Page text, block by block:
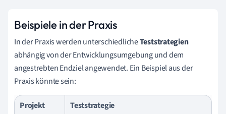
Beispiele in der Praxis
In der Praxis werden unterschiedlicheTeststrategien
abhängig von der Entwicklungsumgebung und dem
angestrebten Endziel angewendet. Ein Beispiel aus der
Praxis könnte sein:
Projekt Teststrategie